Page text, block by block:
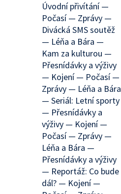
Úvodní přivítání —
Počasí — Zprávy —
Divácká SMS soutěž
— Léňa a Bára —
Kam za kulturou —
Přesnídávky a výživy
— Kojení — Počasí —
Zprávy — Léňa a Bára
— Seriál: Letní sporty
— Přesnídávky a
výživy — Kojení —
Počasí — Zprávy —
Léňa a Bára —
Přesnídávky a výživy
— Reportáž: Co bude
dál? — Kojení —